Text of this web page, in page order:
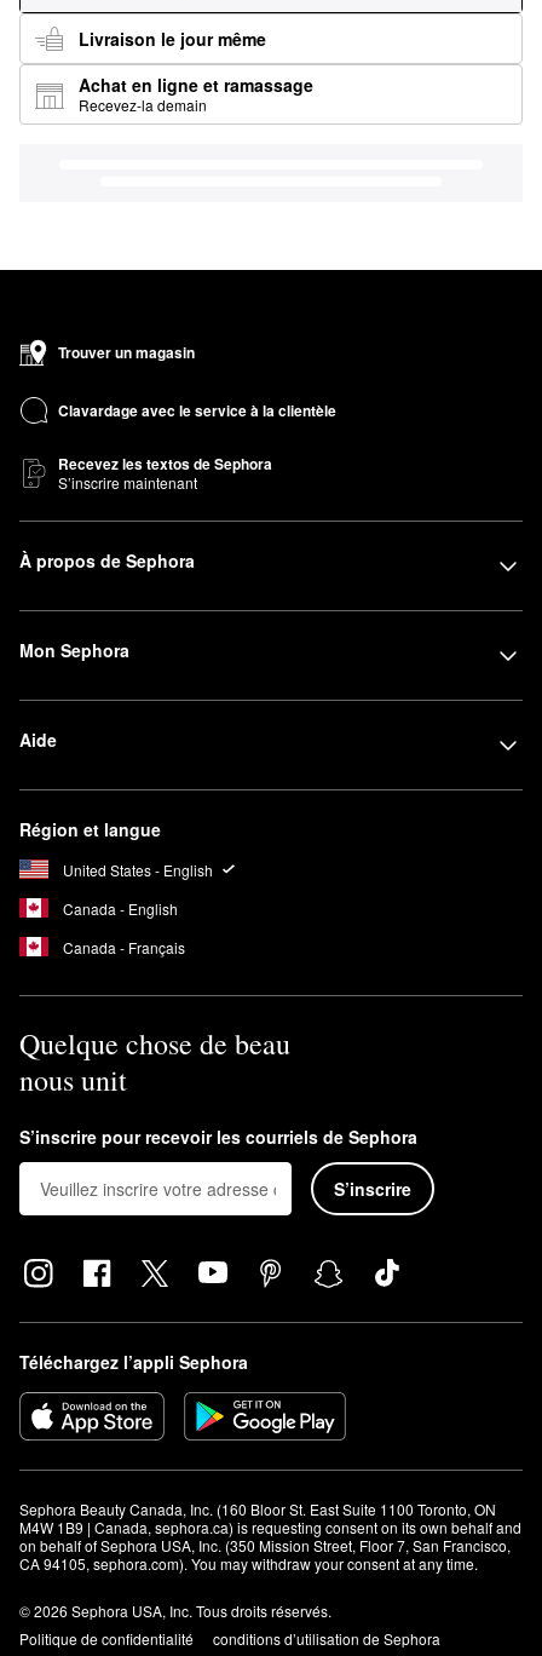
Livraison le jour même
Achat en ligne et ramassage
Recevez-la demain
Trouver un magasin
Clavardage avec le service à la clientèle
Recevez les textos de Sephora
S’inscrire maintenant
À propos de Sephora
Mon Sephora
Aide
Région et langue
United States - English
Canada - English
Canada - Français
Quelque chose de beau
nous unit
S’inscrire pour recevoir les courriels de Sephora
S’inscrire
Téléchargez l’appli Sephora
Sephora Beauty Canada, Inc. (160 Bloor St. East Suite 1100 Toronto, ON
M4W 1B9 | Canada, sephora.ca) is requesting consent on its own behalf and
on behalf of Sephora USA, Inc. (350 Mission Street, Floor 7, San Francisco,
CA 94105, sephora.com). You may withdraw your consent at any time.
© 2026 Sephora USA, Inc. Tous droits réservés.
Politique de confidentialité
conditions d’utilisation de Sephora